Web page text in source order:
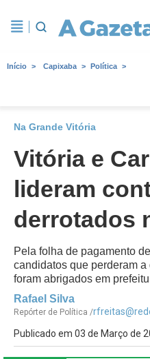
Início Capixaba Política
Na Grande Vitória
Vitória e
lideram
derrotados
Pela folha de pagamento
candidatos que perderam
foram abrigados em
Rafael Silva
Repórter de Política /
Publicado em 03 de Março de